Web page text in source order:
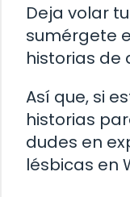
Deja volar
sumérgete
historias de
Así que, si
historias
dudes en
lésbicas en